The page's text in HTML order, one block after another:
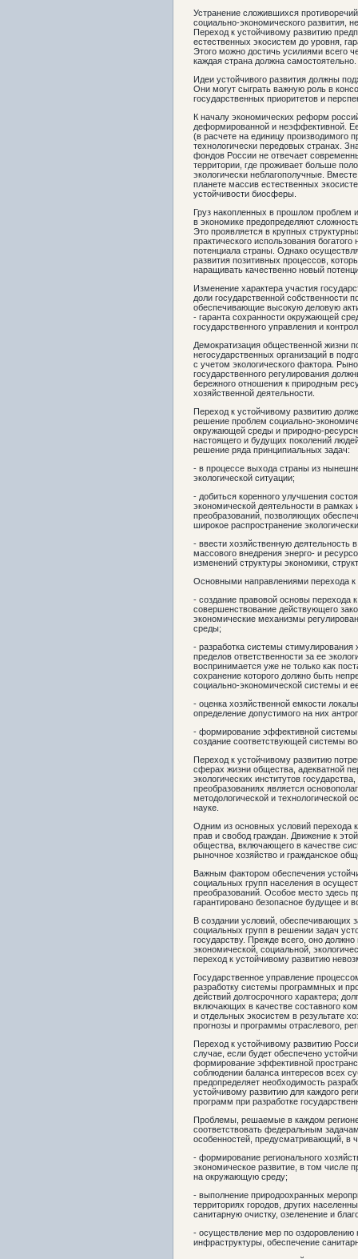
Устранение сложившихся
социально-экономического развития,
Переход к устойчивому развитию
естественных экосистем до уровня,
Этого можно достичь усилиями всего
каждая страна должна самостоятельно.
Идеи устойчивого развития должны
Они могут сыграть важную роль в
государственных приоритетов и
К началу экономических реформ
деформированной и неэффективной.
(в расчете на единицу производимого
технологически передовых странах.
фондов России не отвечает
территории, где проживает больше
экологически неблагополучные.
планете массив естественных
устойчивости биосферы.
Груз накопленных в прошлом проблем
в экономике предопределяют
Это проявляется в крупных
практического использования богатого
потенциала страны. Однако
развития позитивных процессов,
наращивать качественно новый
Изменение характера участия
доли государственной собственности
обеспечивающие высокую деловую
- гаранта сохранности окружающей
государственного управления и
Демократизация общественной жизни
негосударственных организаций в
с учетом экологического фактора.
государственного регулирования
бережного отношения к природным
хозяйственной деятельности.
Переход к устойчивому развитию
решение проблем социально-
окружающей среды и природно-
настоящего и будущих поколений
решение ряда принципиальных задач:
- в процессе выхода страны из
экологической ситуации;
- добиться коренного улучшения
экономической деятельности в рамках
преобразований, позволяющих
широкое распространение
- ввести хозяйственную деятельность
массового внедрения энерго- и
изменений структуры экономики,
Основными направлениями перехода
- создание правовой основы перехода
совершенствование действующего
экономические механизмы
среды;
- разработка системы стимулирования
пределов ответственности за ее
воспринимается уже не только как
сохранение которого должно быть
социально-экономической системы и
- оценка хозяйственной емкости
определение допустимого на них
- формирование эффективной системы
создание соответствующей системы
Переход к устойчивому развитию
сферах жизни общества, адекватной
экологических институтов
преобразованиях является
методологической и технологической
науке.
Одним из основных условий перехода
прав и свобод граждан. Движение к
общества, включающего в качестве
рыночное хозяйство и гражданское
Важным фактором обеспечения
социальных групп населения в
преобразований. Особое место здесь
гарантировано безопасное будущее и
В создании условий, обеспечивающих
социальных групп в решении задач
государству. Прежде всего, оно должно
экономической, социальной,
переход к устойчивому развитию
Государственное управление
разработку системы программных и
действий долгосрочного характера;
включающих в качестве составного
и отдельных экосистем в результате
прогнозы и программы отраслевого,
Переход к устойчивому развитию
случае, если будет обеспечено
формирование эффективной
соблюдении баланса интересов всех
предопределяет необходимость
устойчивому развитию для каждого
программ при разработке
Проблемы, решаемые в каждом
соответствовать федеральным
особенностей, предусматривающий, в
- формирование регионального
экономическое развитие, в том числе
на окружающую среду;
- выполнение природоохранных
территориях городов, других
санитарную очистку, озеленение и
- осуществление мер по оздоровлению
инфраструктуры, обеспечение